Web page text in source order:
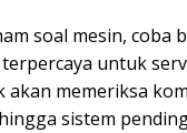
soal mesin, coba
untuk
akan memeriksa
sistem